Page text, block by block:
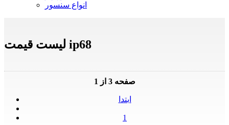
انواع سنسور
لیست قیمت ip68
صفحه 3 از 1
ابتدا
1